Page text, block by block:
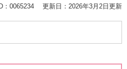
：0065234 更新日：2026年3月2日更新